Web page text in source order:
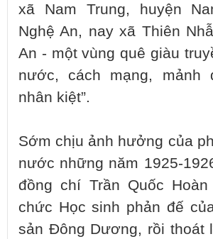
xã Nam Trung, huyện
Nghệ An, nay xã Thiên
An - một vùng quê giàu
nước, cách mạng, mảnh
nhân kiệt”.
Sớm chịu ảnh hưởng của
nước những năm 1925-
đồng chí Trần Quốc
chức Học sinh phản đế
sản Đông Dương, rồi thoát